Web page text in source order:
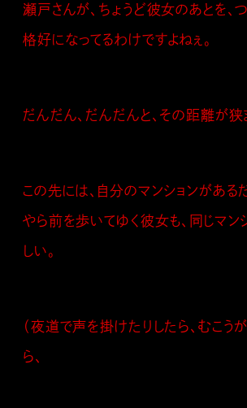
瀬戸さんが、ちょうど彼女のあとを、
格好になってるわけですよねぇ。
だんだん、だんだんと、その距離が狭
この先には、自分のマンションがある
やら前を歩いてゆく彼女も、同じマン
しい。
（夜道で声を掛けたりしたら、むこう
ら、